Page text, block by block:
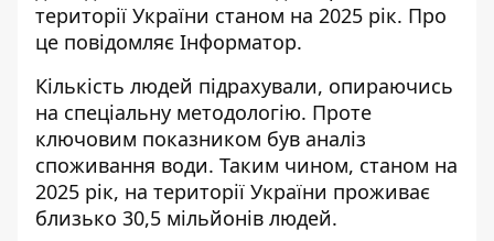
території України станом на 2025 рік. Про
це повідомляє Інформатор.
Кількість людей підрахували, опираючись
на спеціальну методологію. Проте
ключовим показником був аналіз
споживання води. Таким чином, станом на
2025 рік, на території України проживає
близько 30,5 мільйонів людей.